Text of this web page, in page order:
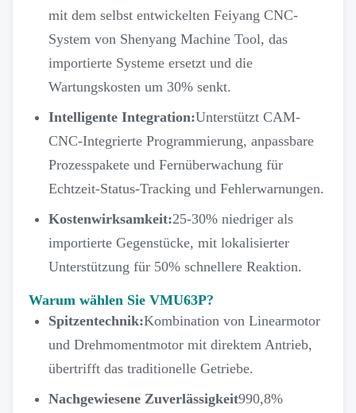
mit dem selbst entwickelten Feiyang CNC-
System von Shenyang Machine Tool, das
importierte Systeme ersetzt und die
Wartungskosten um 30% senkt.
Intelligente Integration:Unterstützt CAM-
CNC-Integrierte Programmierung, anpassbare
Prozesspakete und Fernüberwachung für
Echtzeit-Status-Tracking und Fehlerwarnungen.
Kostenwirksamkeit:25-30% niedriger als
importierte Gegenstücke, mit lokalisierter
Unterstützung für 50% schnellere Reaktion.
Warum wählen Sie VMU63P?
Spitzentechnik:Kombination von Linearmotor
und Drehmomentmotor mit direktem Antrieb,
übertrifft das traditionelle Getriebe.
Nachgewiesene Zuverlässigkeit990,8%